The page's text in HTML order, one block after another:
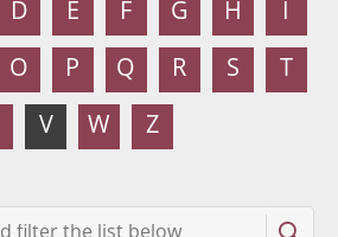
D E F G H I
O P Q R S T
V W Z